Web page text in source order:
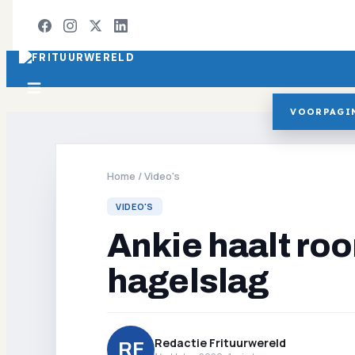
Home /Video's
VIDEO'S
Ankie haalt
hagelslag
RF Redactie Frituurwereld